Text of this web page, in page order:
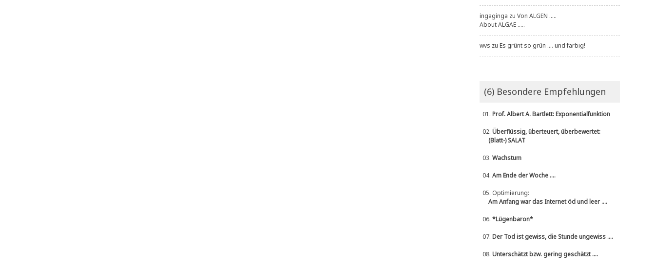
ingaginga zu Von ALGEN .....
About ALGAE .....
wvs zu Es grünt so grün .... und farbig!
(6) Besondere Empfehlungen
01. Prof. Albert A. Bartlett: Exponentialfunktion
02. Überflüssig, überteuert, überbewertet:
(Blatt-) SALAT
03. Wachstum
04. Am Ende der Woche ....
05. Optimierung:
Am Anfang war das Internet öd und leer ....
06. *Lügenbaron*
07. Der Tod ist gewiss, die Stunde ungewiss ....
08. Unterschätzt bzw. gering geschätzt ....